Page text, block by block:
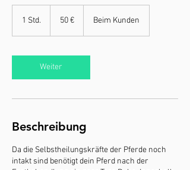
1 Std.
d
50 € Beim Kunden
Weiter
Beschreibung
Da die Selbstheilungskräfte der Pferde noch
intakt sind benötigt dein Pferd nach der